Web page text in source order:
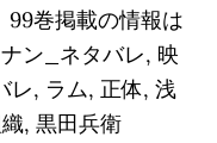
99巻掲載の情報は
ン_ネタバレ, 映
レ, ラム, 正体, 浅
, 黒田兵衛